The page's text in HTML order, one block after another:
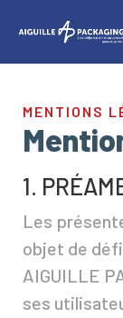
MENTIONS
1.
Les
objet de
AIGUILLE
ses